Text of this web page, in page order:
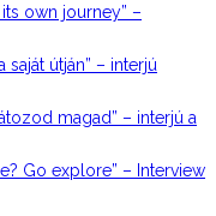
own journey” –
útján” – interjú
magad” – interjú a
Go explore” – Interview